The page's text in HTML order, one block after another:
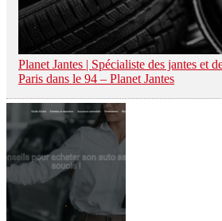
Planet Jantes | Spécialiste des jantes et
Paris dans le 94 – Planet Jantes